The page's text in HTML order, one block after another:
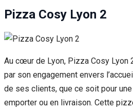
Pizza Cosy Lyon 2
Au cœur de Lyon, Pizza Cosy Lyon
par son engagement envers
de ses clients, que ce soit pour
emporter ou en livraison. Cette